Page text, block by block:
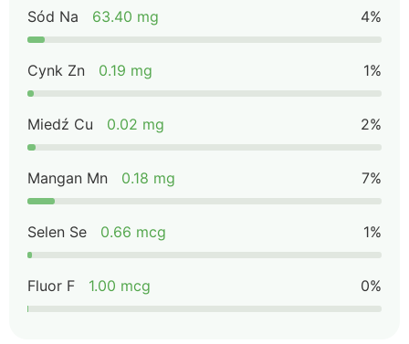
Sód Na 63.40 mg 4%
Cynk Zn 0.19 mg 1%
Miedź Cu 0.02 mg 2%
Mangan Mn 0.18 mg 7%
Selen Se 0.66 mcg 1%
Fluor F 1.00 mcg 0%